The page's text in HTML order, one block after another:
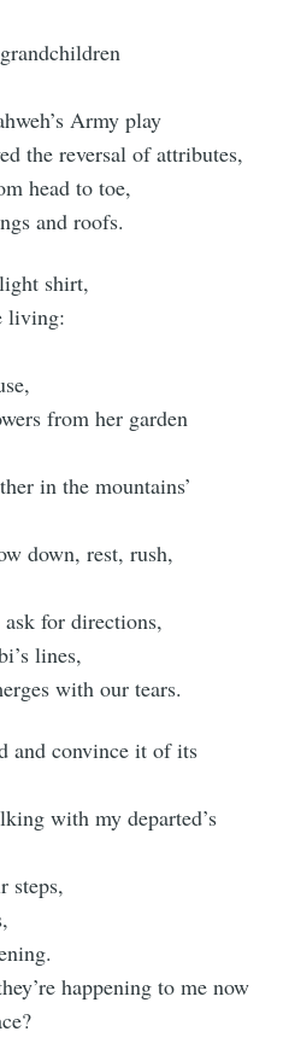
Army play
the reversal of attributes,
head to toe,
and roofs.
shirt,
living:
from her garden
in the mountains’
down, rest, rush,
for directions,
lines,
with our tears.
and convince it of its
with my departed’s
steps,
happening to me now